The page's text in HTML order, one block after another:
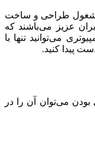
طراحی و ساخت
عزیز می‌باشند که
می‌توانید تنها با
پیدا کنید.
بودن می‌توان آن را در